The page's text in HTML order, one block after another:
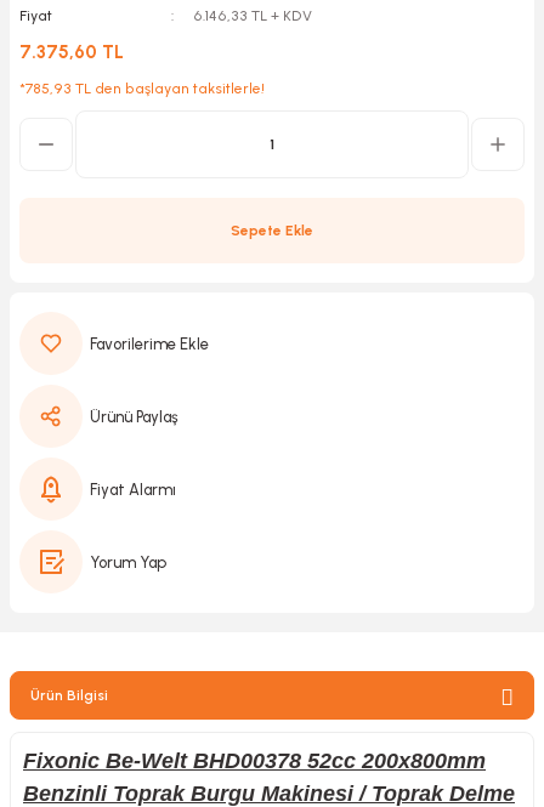
Fiyat
6.146,33 TL + KDV
7.375,60 TL
*785,93 TL den başlayan taksitlerle!
Sepete Ekle
Ürünü Paylaş
Fiyat Alarmı
Yorum Yap
Ürün Bilgisi
Fixonic Be-Welt BHD00378 52cc 200x800mm
Benzinli Toprak Burgu Makinesi / Toprak Delme